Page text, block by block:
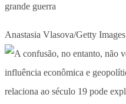
grande guerra
Anastasia Vlasova/Getty Images